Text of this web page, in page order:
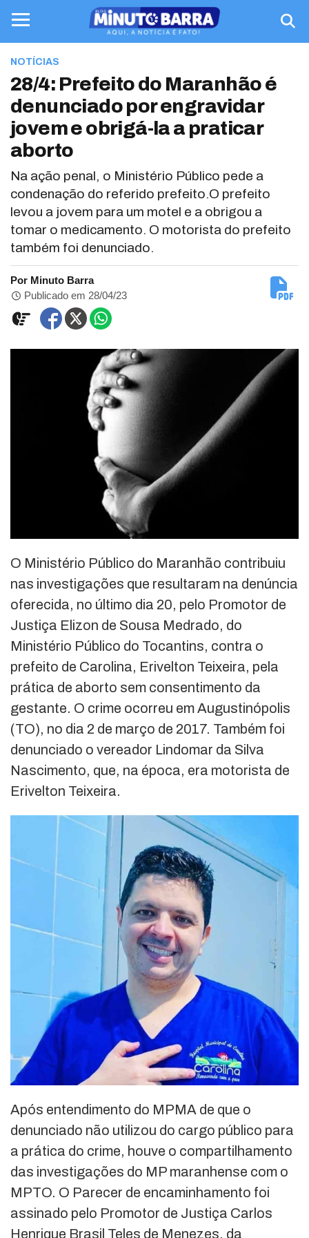
NOTÍCIAS
28/4: Prefeito do Maranhão é
denunciado por engravidar
jovem e obrigá-la a praticar
aborto
Na ação penal, o Ministério Público pede a
condenação do referido prefeito.O prefeito
levou a jovem para um motel e a obrigou a
tomar o medicamento. O motorista do prefeito
também foi denunciado.
Por Minuto Barra
Publicado em 28/04/23
O Ministério Público do Maranhão contribuiu
nas investigações que resultaram na denúncia
oferecida, no último dia 20, pelo Promotor de
Justiça Elizon de Sousa Medrado, do
Ministério Público do Tocantins, contra o
prefeito de Carolina, Erivelton Teixeira, pela
prática de aborto sem consentimento da
gestante. O crime ocorreu em Augustinópolis
(TO), no dia 2 de março de 2017. Também foi
denunciado o vereador Lindomar da Silva
Nascimento, que, na época, era motorista de
Erivelton Teixeira.
Após entendimento do MPMA de que o
denunciado não utilizou do cargo público para
a prática do crime, houve o compartilhamento
das investigações do MP maranhense com o
MPTO. O Parecer de encaminhamento foi
assinado pelo Promotor de Justiça Carlos
Henrique Brasil Teles de Menezes, da